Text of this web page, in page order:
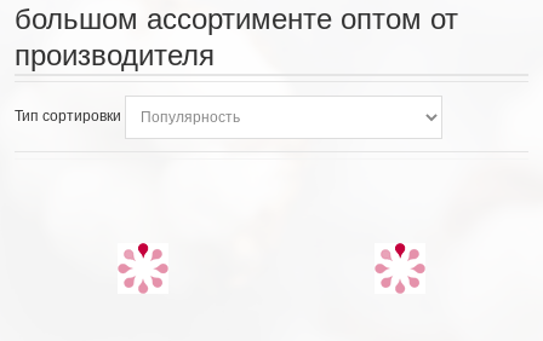
большом ассортименте оптом от
производителя
Тип сортировки